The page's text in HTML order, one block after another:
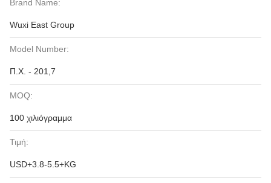
Brand Name:
Wuxi East Group
Model Number:
Π.Χ. - 201,7
MOQ:
100 χιλιόγραμμα
Τιμή:
USD+3.8-5.5+KG